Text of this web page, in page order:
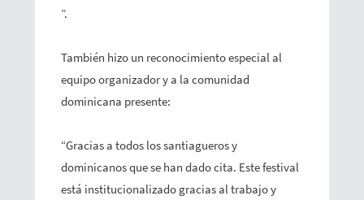
”.
También hizo un reconocimiento especial al
equipo organizador y a la comunidad
dominicana presente:
“Gracias a todos los santiagueros y
dominicanos que se han dado cita. Este festival
está institucionalizado gracias al trabajo y